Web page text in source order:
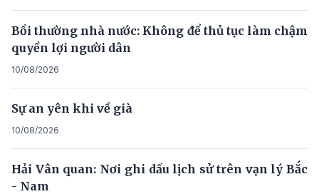
Bồi thường nhà nước: Không để thủ tục làm chậm
quyền lợi người dân
10/08/2026
Sự an yên khi về già
10/08/2026
Hải Vân quan: Nơi ghi dấu lịch sử trên vạn lý Bắc
- Nam